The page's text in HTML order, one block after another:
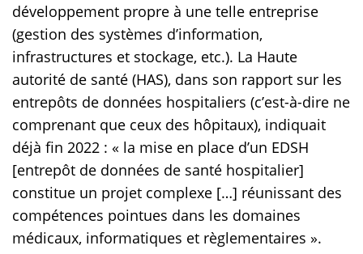
développement propre à une telle entreprise
(gestion des systèmes d’information,
infrastructures et stockage, etc.). La Haute
autorité de santé (HAS), dans son rapport sur les
entrepôts de données hospitaliers (c’est-à-dire ne
comprenant que ceux des hôpitaux), indiquait
déjà fin 2022 : « la mise en place d’un EDSH
[entrepôt de données de santé hospitalier]
constitue un projet complexe […] réunissant des
compétences pointues dans les domaines
médicaux, informatiques et règlementaires ».